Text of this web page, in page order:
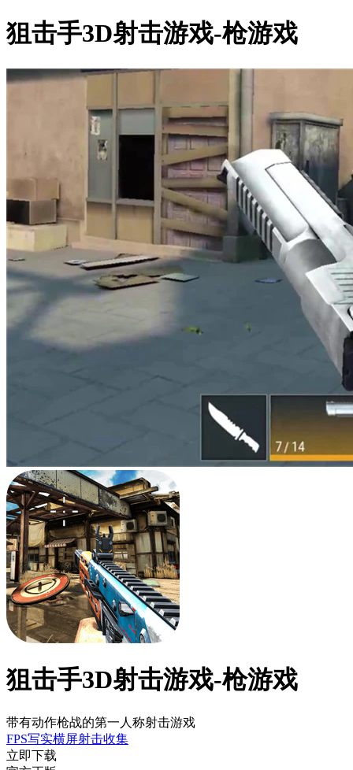
狙击手3D射击游戏-枪游戏
狙击手3D射击游戏-枪游戏
带有动作枪战的第一人称射击游戏
FPS写实横屏射击收集
立即下载